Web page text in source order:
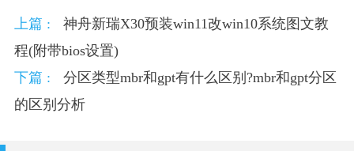
上篇 :
神舟新瑞X30预装win11改win10系统图文教
程(附带bios设置)
下篇 :
分区类型mbr和gpt有什么区别?mbr和gpt分区
的区别分析